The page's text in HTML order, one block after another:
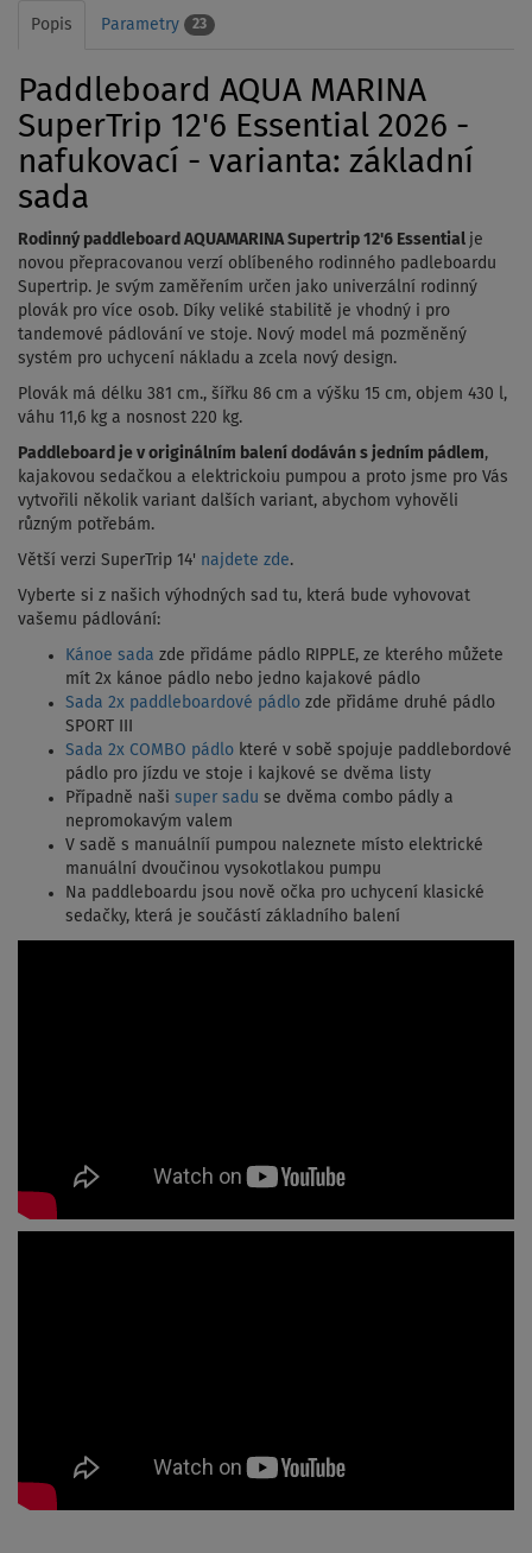
Popis Parametry 23
Paddleboard AQUA MARINA
SuperTrip 12'6 Essential 2026 -
nafukovací - varianta: základní
sada
Rodinný paddleboard AQUAMARINA Supertrip 12'6 Essential je
novou přepracovanou verzí oblíbeného rodinného padleboardu
Supertrip. Je svým zaměřením určen jako univerzální rodinný
plovák pro více osob. Díky veliké stabilitě je vhodný i pro
tandemové pádlování ve stoje. Nový model má pozměněný
systém pro uchycení nákladu a zcela nový design.
Plovák má délku 381 cm., šířku 86 cm a výšku 15 cm, objem 430 l,
váhu 11,6 kg a nosnost 220 kg.
Paddleboard je v originálním balení dodáván s jedním pádlem,
kajakovou sedačkou a elektrickoiu pumpou a proto jsme pro Vás
vytvořili několik variant dalších variant, abychom vyhověli
různým potřebám.
Větší verzi SuperTrip 14' najdete zde.
Vyberte si z našich výhodných sad tu, která bude vyhovovat
vašemu pádlování:
Kánoe sada zde přidáme pádlo RIPPLE, ze kterého můžete
mít 2x kánoe pádlo nebo jedno kajakové pádlo
Sada 2x paddleboardové pádlo zde přidáme druhé pádlo
SPORT III
Sada 2x COMBO pádlo které v sobě spojuje paddlebordové
pádlo pro jízdu ve stoje i kajkové se dvěma listy
Případně naši super sadu se dvěma combo pádly a
nepromokavým valem
V sadě s manuálníí pumpou naleznete místo elektrické
manuální dvoučinou vysokotlakou pumpu
Na paddleboardu jsou nově očka pro uchycení klasické
sedačky, která je součástí základního balení